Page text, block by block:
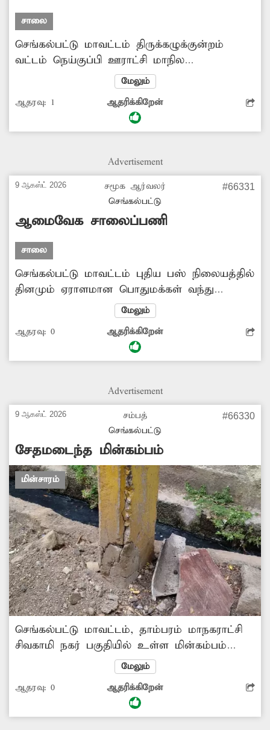
சாலை
செங்கல்பட்டு மாவட்டம் திருக்கழுக்குன்றம்
வட்டம் நெய்குப்பி ஊராட்சி மாநில
நெடுஞ்சாலையின் இருபுறமும் கடைகள்
ஆக்கிரமைத்துள்ளன. இதனால் நடந்து செல்லும்
பாதசாரிகள் சாலையில் இறங்கி நடந்துசெல்லும்
நிலை ஏற்பட்டுள்ளது. எனவே சம்பந்தப்பட்ட
மேலும்
ஆதரவு: 1 ஆதரிக்கிறேன்
Advertisement
9 ஆகஸ்ட் 2026
சமூக ஆர்வலர்
செங்கல்பட்டு
#66331
ஆமைவேக சாலைப்பணி
சாலை
செங்கல்பட்டு மாவட்டம் புதிய பஸ் நிலையத்தில்
தினமும் ஏராளமான பொதுமக்கள் வந்து
செல்கின்றனர். இந்த பஸ்நிலையத்தின்
பின்புறமாக ஆஸ்பத்திரி அருகே சாலையில்
கழிவுநீர் தேங்கி நிற்கிறது. மேலும் அதன்அருகே
கழிவுநீர் கால்வாய் அமைக்கும் பணி மந்தமான
அந்த வழியாக வரும் பொதுமக்கள் சீரமம்
மாநகராட்சி துறை அதிகாரிகள்
நடவடிக்கைஎடுக்கவேண்டும் என அப்பகுதி
மக்கள் கோரிக்கை வைக்கின்றனர்.
மேலும்
ஆதரவு: 0 ஆதரிக்கிறேன்
Advertisement
9 ஆகஸ்ட் 2026
சம்பத்
செங்கல்பட்டு
#66330
சேதமடைந்த மின்கம்பம்
மின்சாரம்
செங்கல்பட்டு மாவட்டம், தாம்பரம் மாநகராட்சி
சிவகாமி நகர் பகுதியில் உள்ள மின்கம்பம்
சேதமடைந்து உள்ளது. அதன் அடிப்பாகத்தில்
மின்பூச்சுகள் பெயர்ந்து, கீழே விழும் நிலையில்
உள்ளது. இதனால் சாலையில்
செல்லும்பொதுமக்கள் அச்சத்துடனே கடந்து
மேலும்
ஆதரவு: 0 ஆதரிக்கிறேன்